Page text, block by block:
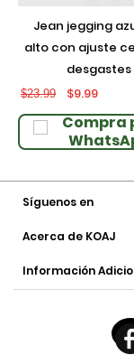
jean jegging azul tiro
alto con ajuste
desgastes
$23.99 $9.99
Compra
Síguenos en
Acerca de KOAJ
Información